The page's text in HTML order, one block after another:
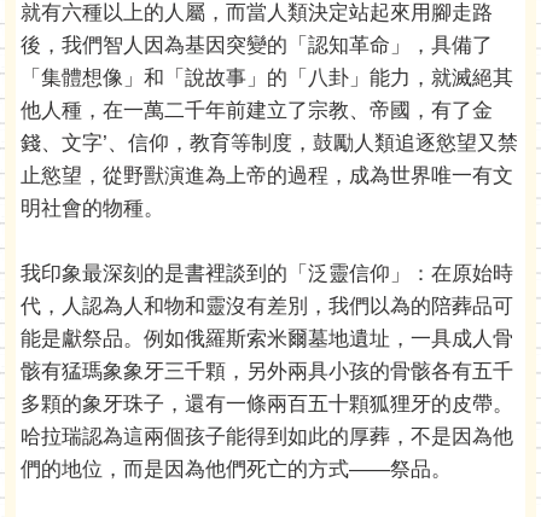
就有六種以上的人屬，而當人類決定站起來用腳走路
後，我們智人因為基因突變的「認知革命」，具備了
「集體想像」和「說故事」的「八卦」能力，就滅絕其
他人種，在一萬二千年前建立了宗教、帝國，有了金
錢、文字’、信仰，教育等制度，鼓勵人類追逐慾望又禁
止慾望，從野獸演進為上帝的過程，成為世界唯一有文
明社會的物種。
我印象最深刻的是書裡談到的「泛靈信仰」：在原始時
代，人認為人和物和靈沒有差別，我們以為的陪葬品可
能是獻祭品。例如俄羅斯索米爾墓地遺址，一具成人骨
骸有猛瑪象象牙三千顆，另外兩具小孩的骨骸各有五千
多顆的象牙珠子，還有一條兩百五十顆狐狸牙的皮帶。
哈拉瑞認為這兩個孩子能得到如此的厚葬，不是因為他
們的地位，而是因為他們死亡的方式——祭品。